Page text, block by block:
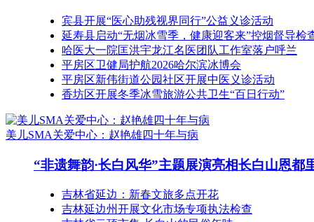
宾县开展“医心助残视界同行”公益义诊活动
延寿县启动“无烟冰雪季，健康迎客来”控烟督导检
哈医大一院匡洪宇龙江名医团队工作室落户呼兰
平房区卫健局护航2026哈尔滨冰博会
平房区新伟街道公园社区开展中医义诊活动
香坊区开展冬季冰雪旅游公共卫生“百日行动”
美儿SMA关爱中心：赵艳雄四十年与病
“非遗舞韵·长白风华”主题展演亮相长白山恩都
吉林省延边：新春文旅多点开花
吉林延边州开展文化市场专项执法检查